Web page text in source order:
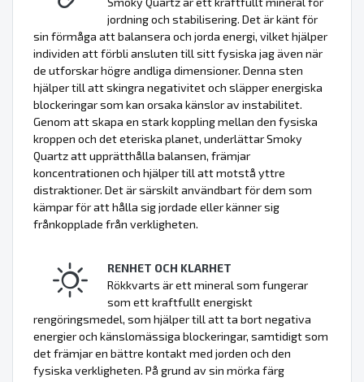
jordning och stabilisering. Det är känt för
sin förmåga att balansera och jorda energi, vilket hjälper
individen att förbli ansluten till sitt fysiska jag även när
de utforskar högre andliga dimensioner. Denna sten
hjälper till att skingra negativitet och släpper energiska
blockeringar som kan orsaka känslor av instabilitet.
Genom att skapa en stark koppling mellan den fysiska
kroppen och det eteriska planet, underlättar Smoky
Quartz att upprätthålla balansen, främjar
koncentrationen och hjälper till att motstå yttre
distraktioner. Det är särskilt användbart för dem som
kämpar för att hålla sig jordade eller känner sig
frånkopplade från verkligheten.
RENHET OCH KLARHET
Rökkvarts är ett mineral som fungerar
som ett kraftfullt energiskt
rengöringsmedel, som hjälper till att ta bort negativa
energier och känslomässiga blockeringar, samtidigt som
det främjar en bättre kontakt med jorden och den
fysiska verkligheten. På grund av sin mörka färg